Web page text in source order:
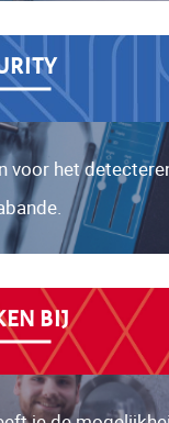
voor het
BIJ